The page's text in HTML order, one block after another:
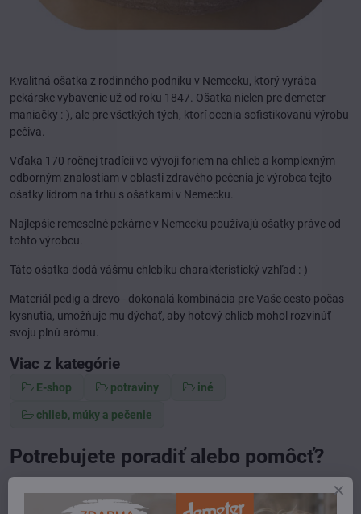
Kvalitná ošatka z rodinného podniku v Nemecku, ktorý vyrába
pekárske vybavenie už od roku 1847. Ošatka nielen pre demeter
maniačky :-), ale pre všetkých tých, ktorí ocenia sofistikovanú výrobu
pečiva.
Vďaka 170 ročnej tradícii vo vývoji foriem na chlieb a komplexným
odborným znalostiam v oblasti zdravého pečenia je výrobca tejto
ošatky lídrom na trhu s ošatkami v Nemecku.
Najlepšie remeselné pekárne v Nemecku používajú ošatky práve od
tohto výrobcu.
Táto ošatka dodá vášmu chlebíku charakteristický vzhľad :-)
Materiál pedig a drevo - dokonalá kombinácia pre Vaše cesto počas
kysnutia, umožňuje mu dýchať, aby hotový chlieb mohol rozvinúť
svoju plnú arómu.
Viac z kategórie
E-shop potraviny iné
chlieb, múky a pečenie
Potrebujete poradiť alebo pomôcť?
+421 904 55 33 96